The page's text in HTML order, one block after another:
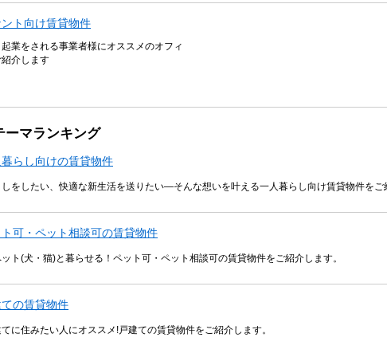
ト向け賃貸物件
業をされる事業者様にオススメのオフィ
介します
ーマランキング
らし向けの賃貸物件
をしたい、快適な新生活を送りたい―そんな想いを叶える一人暮らし向け賃貸物件をご
可・ペット相談可の賃貸物件
ト(犬・猫)と暮らせる！ペット可・ペット相談可の賃貸物件をご紹介します。
の賃貸物件
に住みたい人にオススメ!戸建ての賃貸物件をご紹介します。